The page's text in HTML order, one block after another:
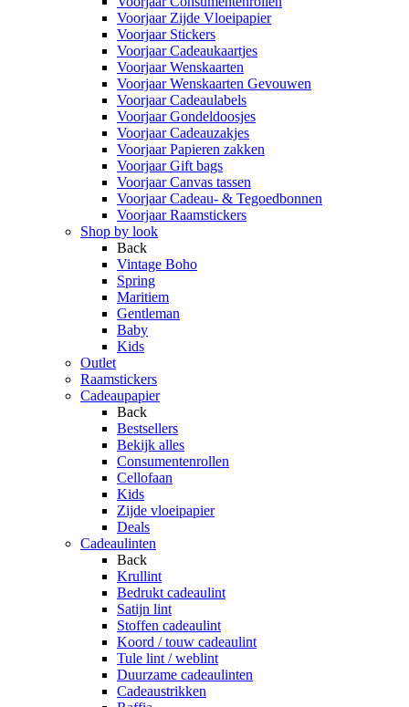
Voorjaar Zijde Vloeipapier
Voorjaar Stickers
Voorjaar Cadeaukaartjes
Voorjaar Wenskaarten
Voorjaar Wenskaarten Gevouwen
Voorjaar Cadeaulabels
Voorjaar Gondeldoosjes
Voorjaar Cadeauzakjes
Voorjaar Papieren zakken
Voorjaar Gift bags
Voorjaar Canvas tassen
Voorjaar Cadeau- & Tegoedbonnen
Voorjaar Raamstickers
Shop by look
Back
Vintage Boho
Spring
Maritiem
Gentleman
Baby
Kids
Outlet
Raamstickers
Cadeaupapier
Back
Bestsellers
Bekijk alles
Consumentenrollen
Cellofaan
Kids
Zijde vloeipapier
Deals
Cadeaulinten
Back
Krullint
Bedrukt cadeaulint
Satijn lint
Stoffen cadeaulint
Koord / touw cadeaulint
Tule lint / weblint
Duurzame cadeaulinten
Cadeaustrikken